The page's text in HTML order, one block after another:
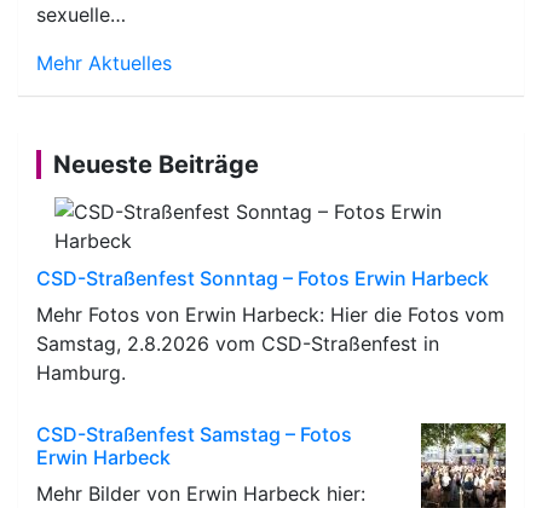
sexuelle…
Mehr Aktuelles
Neueste Beiträge
CSD-Straßenfest Sonntag – Fotos Erwin Harbeck
Mehr Fotos von Erwin Harbeck: Hier die Fotos vom
Samstag, 2.8.2026 vom CSD-Straßenfest in
Hamburg.
CSD-Straßenfest Samstag – Fotos
Erwin Harbeck
Mehr Bilder von Erwin Harbeck hier: